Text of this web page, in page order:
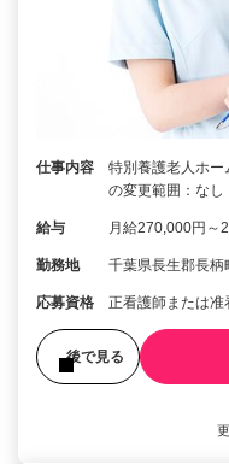
仕事内容
特別養護老人ホー
の変更範囲：なし
給与 月給270,000円～
勤務地 千葉県長生郡長柄
応募資格 正看護師または
後で見る